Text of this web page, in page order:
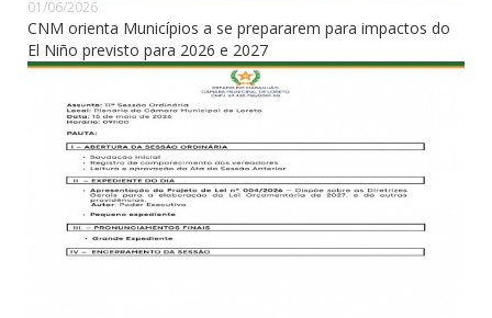
01/06/2026
CNM orienta Municípios a se prepararem para impactos do
El Niño previsto para 2026 e 2027